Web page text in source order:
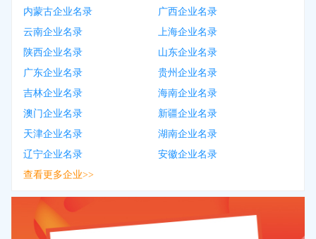
内蒙古企业名录
广西企业名录
云南企业名录
上海企业名录
陕西企业名录
山东企业名录
广东企业名录
贵州企业名录
吉林企业名录
海南企业名录
澳门企业名录
新疆企业名录
天津企业名录
湖南企业名录
辽宁企业名录
安徽企业名录
查看更多企业>>